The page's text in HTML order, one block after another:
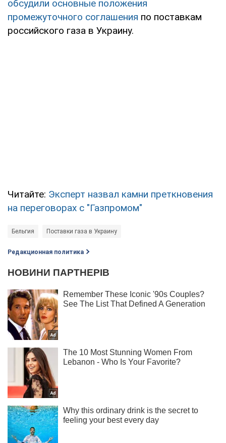
обсудили основные положения
промежуточного соглашения по поставкам
российского газа в Украину.
Читайте: Эксперт назвал камни преткновения
на переговорах с "Газпромом"
Бельгия Поставки газа в Украину
Редакционная политика